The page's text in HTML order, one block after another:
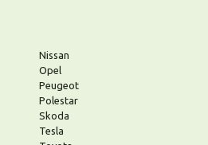
Nissan
Opel
Peugeot
Polestar
Skoda
Tesla